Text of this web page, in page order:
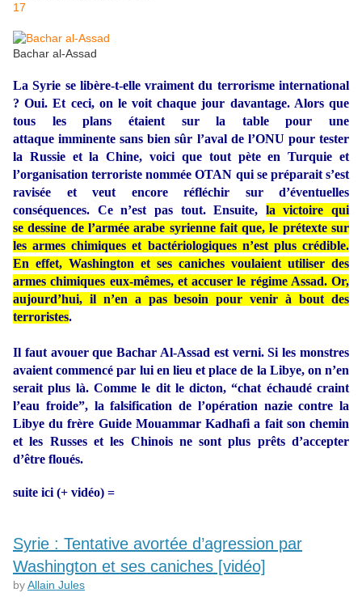
17
Bachar al-Assad
La Syrie se libère-t-elle vraiment du terrorisme international
? Oui. Et ceci, on le voit chaque jour davantage. Alors que
tous les plans étaient sur la table pour une
attaque imminente sans bien sûr l’aval de l’ONU pour tester
la Russie et la Chine, voici que tout pète en Turquie et
l’organisation terroriste nommée OTAN qui se préparait s’est
ravisée et veut encore réfléchir sur d’éventuelles
conséquences. Ce n’est pas tout. Ensuite, la victoire qui
se dessine de l’armée arabe syrienne fait que, le prétexte sur
les armes chimiques et bactériologiques n’est plus crédible.
En effet, Washington et ses caniches voulaient utiliser des
armes chimiques eux-mêmes, et accuser le régime Assad. Or,
aujourd’hui, il n’en a pas besoin pour venir à bout des
terroristes.
Il faut avouer que Bachar Al-Assad est verni. Si les monstres
avaient commencé par lui en lieu et place de la Libye, on n’en
serait plus là. Comme le dit le dicton, “chat échaudé craint
l’eau froide”, la falsification de l’opération nazie contre la
Libye du frère Guide Mouammar Kadhafi a fait son chemin
et les Russes et les Chinois ne sont plus prêts d’accepter
d’être floués.
suite ici (+ vidéo) =
Syrie : Tentative avortée d’agression par
Washington et ses caniches [vidéo]
byAllain Jules